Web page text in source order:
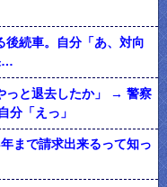
後続車。自分「あ、対向
…
っと退去したか」 → 警察
分「えっ」
まで請求出来るって知っ